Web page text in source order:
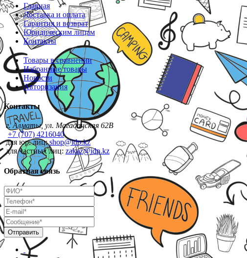
Главная
Доставка и оплата
Гарантия и возврат
Юридическим лицам
Контакты
Товары в сравнении
Избранные товары
Новости
Авторизация
Контакты
г. Алматы, ул. Магаданская 62В
+7 (707) 4216040
для юр. лиц:shop@idp.kz
для частных лиц: zakaz@idp.kz
Обратная связь